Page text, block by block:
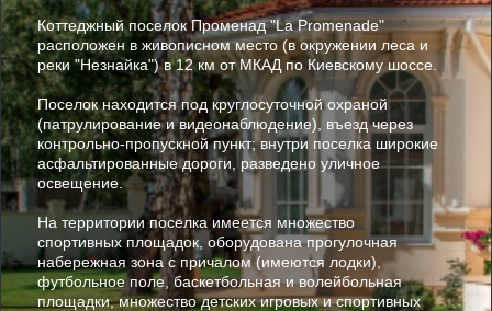
Коттеджный поселок Променад "La Promenade"
расположен в живописном место (в окружении леса и
реки "Незнайка") в 12 км от МКАД по Киевскому шоссе.
Поселок находится под круглосуточной охраной
(патрулирование и видеонаблюдение), въезд через
контрольно-пропускной пункт; внутри поселка широкие
асфальтированные дороги, разведено уличное
освещение.
На территории поселка имеется множество
спортивных площадок, оборудована прогулочная
набережная зона с причалом (имеются лодки),
футбольное поле, баскетбольная и волейбольная
площадки, множество детских игровых и спортивных